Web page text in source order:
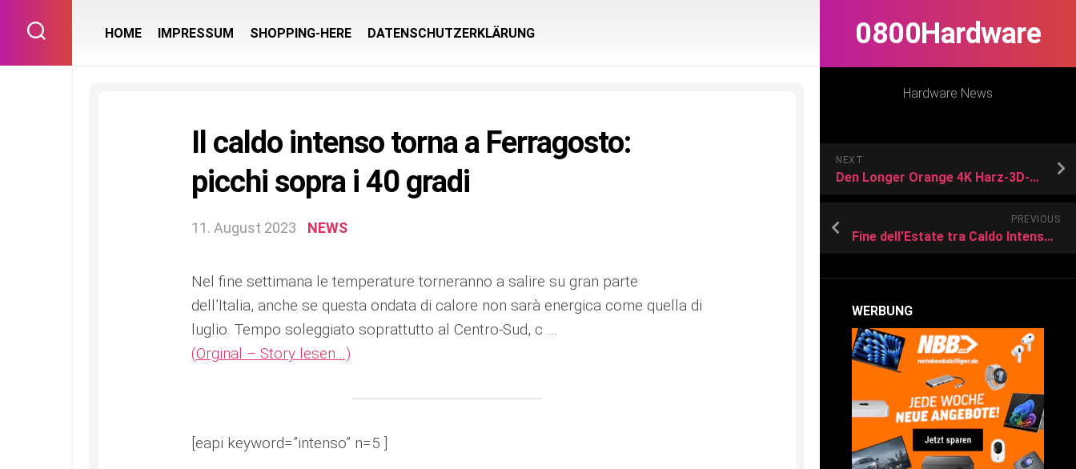
content
0800Hardware
Hardware News
NEXT
Den Longer Orange 4K Harz-3D-Drucker gibt es bei Geekbuying zum Schnäppchenpreis. (Bild: Geekbuying)
PREVIOUS
Fine dell’Estate tra Caldo Intenso e Cambiamenti Atmosferici
WERBUNG
HOME IMPRESSUM SHOPPING-HERE DATENSCHUTZERKLÄRUNG
Il caldo intenso torna a Ferragosto:
picchi sopra i 40 gradi
11. August 2023 NEWS
Nel fine settimana le temperature torneranno a salire su gran parte
dell’Italia, anche se questa ondata di calore non sarà energica come quella di
luglio. Tempo soleggiato soprattutto al Centro-Sud, c …
(Orginal – Story lesen…)
[eapi keyword=”intenso” n=5 ]